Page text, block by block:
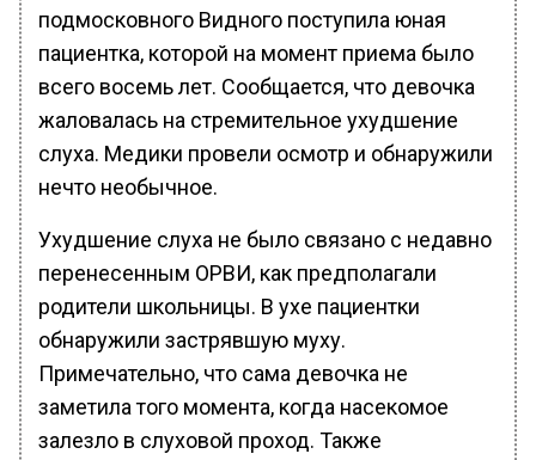
подмосковного Видного поступила юная
пациентка, которой на момент приема было
всего восемь лет. Сообщается, что девочка
жаловалась на стремительное ухудшение
слуха. Медики провели осмотр и обнаружили
нечто необычное.
Ухудшение слуха не было связано с недавно
перенесенным ОРВИ, как предполагали
родители школьницы. В ухе пациентки
обнаружили застрявшую муху.
Примечательно, что сама девочка не
заметила того момента, когда насекомое
залезло в слуховой проход. Также